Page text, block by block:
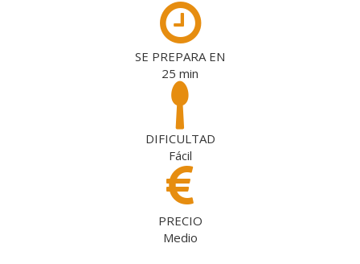
SE PREPARA EN
25 min
DIFICULTAD
Fácil
PRECIO
Medio